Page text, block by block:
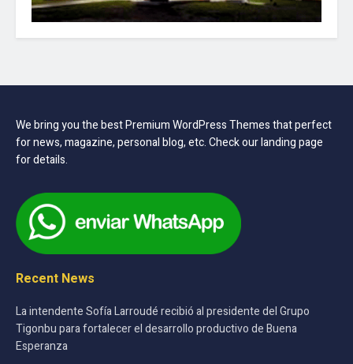
We bring you the best Premium WordPress Themes that perfect
for news, magazine, personal blog, etc. Check our landing page
for details.
Recent News
La intendente Sofía Larroudé recibió al presidente del Grupo
Tigonbu para fortalecer el desarrollo productivo de Buena
Esperanza